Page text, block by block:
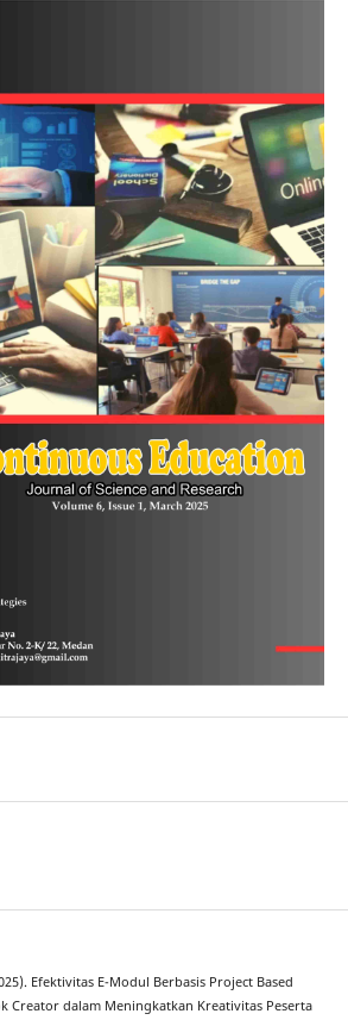
Efektivitas E-Modul Berbasis Project Based
Creator dalam Meningkatkan Kreativitas Peserta